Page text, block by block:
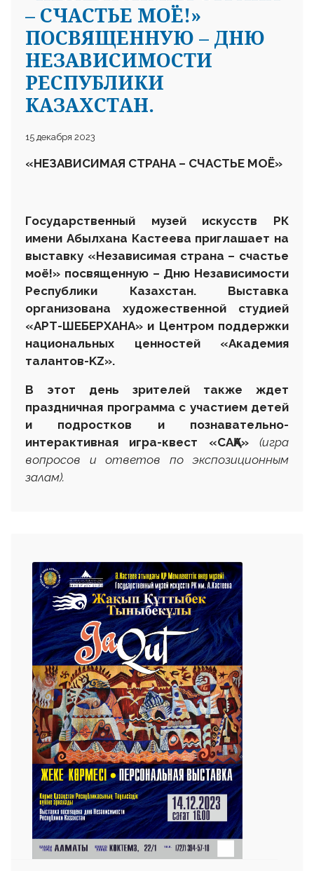
– СЧАСТЬЕ МОЁ!»
ПОСВЯЩЕННУЮ – ДНЮ
НЕЗАВИСИМОСТИ
РЕСПУБЛИКИ
КАЗАХСТАН.
15 декабря 2023
«НЕЗАВИСИМАЯ СТРАНА – СЧАСТЬЕ МОЁ»
Государственный музей искусств РК
имени Абылхана Кастеева приглашает на
выставку «Независимая страна – счастье
моё!» посвященную – Дню Независимости
Республики Казахстан. Выставка
организована художественной студией
«АРТ-ШЕБЕРХАНА» и Центром поддержки
национальных ценностей «Академия
талантов-KZ».
В этот день зрителей также ждет
праздничная программа с участием детей
и подростков и познавательно-
интерактивная игра-квест «САҚА»(игра
вопросов и ответов по экспозиционным
залам).